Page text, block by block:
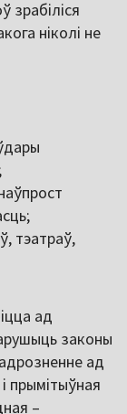
зрабіліся
ніколі не
тэатраў,
ад
законы
ад
прымітыўная
–